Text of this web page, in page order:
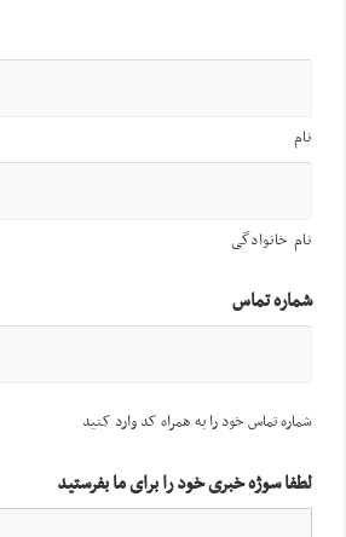
نام
نام خانوادگی
شماره تماس
شماره تماس خود را به همراه کد وارد کنید
لطفا سوژه خبری خود را برای ما بفرستید